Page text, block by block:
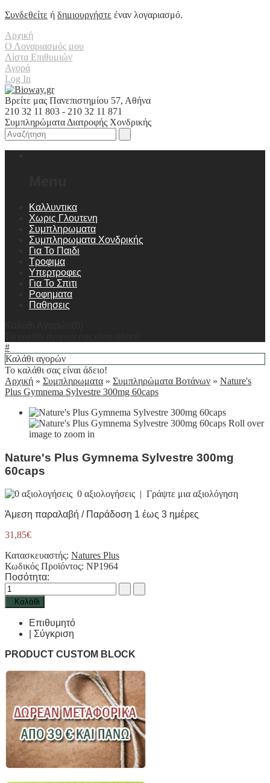
Συνδεθείτε ή δημιουργήστε έναν λογαριασμό.
Αρχική
Ο Λογαριασμός μου
Λίστα Επιθυμιών
Αγορά
Log In
Βρείτε μας Πανεπιστημίου 57, Αθήνα
210 32 11 803 - 210 32 11 871
Συμπληρώματα Διατροφής Χονδρικής
Καλλυντικα
Χωρις Γλουτενη
Συμπληρωματα
Συμπληρωματα Χονδρικής
Για Το Παιδι
Τροφιμα
Υπερτροφες
Για Το Σπιτι
Ροφηματα
Παθησεις
#
Καλάθι αγορών
Το καλάθι σας είναι άδειο!
Αρχική » Συμπληρωματα » Συμπληρώματα Βοτάνων » Nature's
Plus Gymnema Sylvestre 300mg 60caps
Roll over
image to zoom in
Nature's Plus Gymnema Sylvestre 300mg
60caps
0 αξιολογήσεις | Γράψτε μια αξιολόγηση
Άμεση παραλαβή / Παράδοση 1 έως 3 ημέρες
31,85€
Κατασκευαστής: Natures Plus
Κωδικός Προϊόντος: NP1964
Ποσότητα:
Καλάθι
Επιθυμητό
Σύγκριση
PRODUCT CUSTOM BLOCK